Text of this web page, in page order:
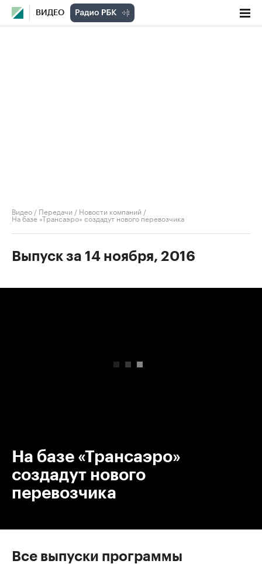
ВИДЕО
Видео / Передачи / Новости компаний /
На базе «Трансаэро» создадут нового перевозчика
Выпуск за 14 ноября, 2016
На базе «Трансаэро»
создадут нового
перевозчика
Все выпуски программы